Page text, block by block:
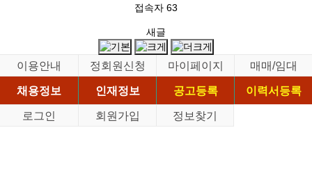
접속자 63
새글
이용안내 정회원신청 마이페이지
매매/임대
채용정보
인재정보 공고등록
이력서등록
로그인
회원가입 정보찾기